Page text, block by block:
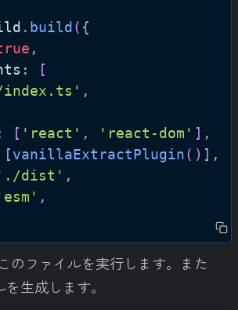
. build ( {
,
:
[
,
[ 'react' , 'react-dom' ] ,
[vanillaExtractPlugin( ) ] ,
dist' ,
,
のファイルを実行します。また
生成します。